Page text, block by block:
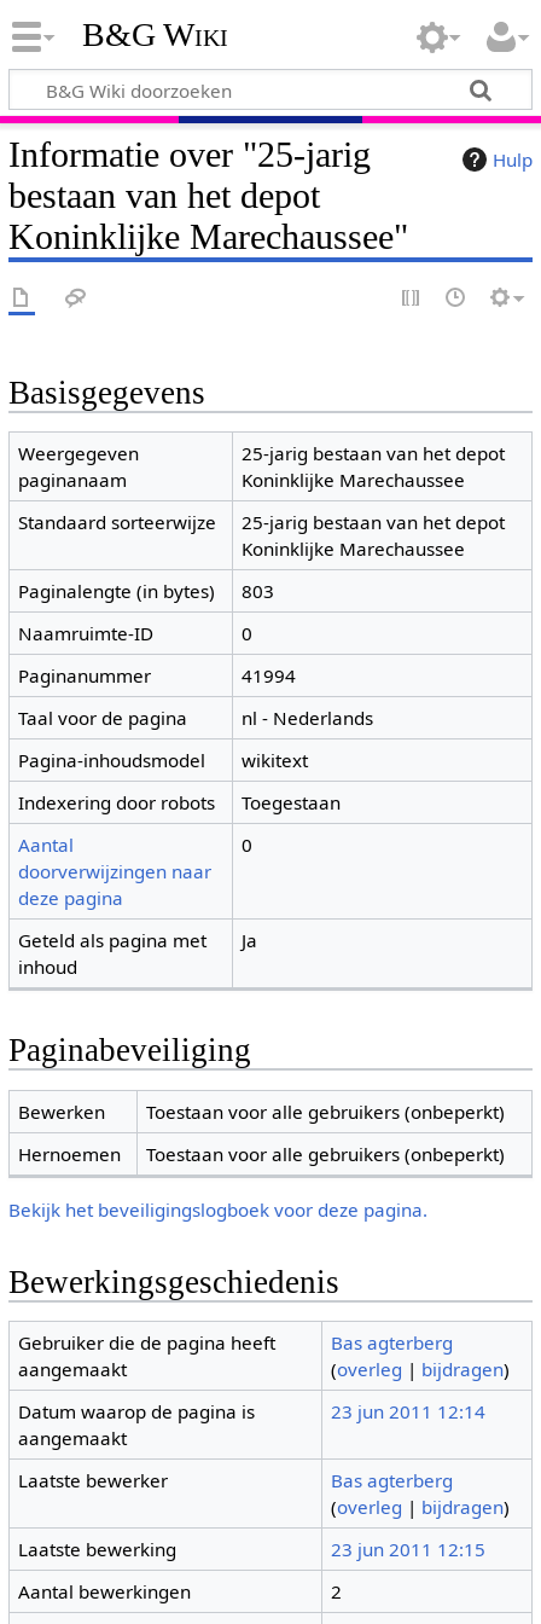
B&G Wiki
Hulp
Informatie over "25-jarig
bestaan van het depot
Koninklijke Marechaussee"
Basisgegevens
Weergegeven
paginanaam
25-jarig bestaan van het depot
Koninklijke Marechaussee
Standaard sorteerwijze
25-jarig bestaan van het depot
Koninklijke Marechaussee
Paginalengte (in bytes)
803
Naamruimte-ID
0
Paginanummer
41994
Taal voor de pagina
nl - Nederlands
Pagina-inhoudsmodel
wikitext
Indexering door robots
Toegestaan
Aantal
doorverwijzingen naar
deze pagina
0
Geteld als pagina met
inhoud
Ja
Paginabeveiliging
Bewerken
Toestaan voor alle gebruikers (onbeperkt)
Hernoemen
Toestaan voor alle gebruikers (onbeperkt)
Bekijk het beveiligingslogboek voor deze pagina.
Bewerkingsgeschiedenis
Gebruiker die de pagina heeft
aangemaakt
Bas agterberg
(overleg | bijdragen)
Datum waarop de pagina is
aangemaakt
23 jun 2011 12:14
Laatste bewerker
Bas agterberg
(overleg | bijdragen)
Laatste bewerking
23 jun 2011 12:15
Aantal bewerkingen
2